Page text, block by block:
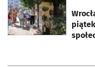
otworzy się w nowej